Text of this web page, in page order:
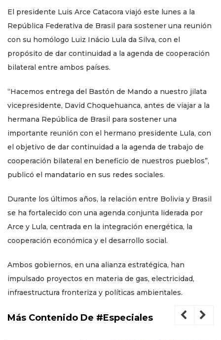
El presidente Luis Arce Catacora viajó este lunes a la
República Federativa de Brasil para sostener una reunión
con su homólogo Luiz Inácio Lula da Silva, con el
propósito de dar continuidad a la agenda de cooperación
bilateral entre ambos países.
“Hacemos entrega del Bastón de Mando a nuestro jilata
vicepresidente, David Choquehuanca, antes de viajar a la
hermana República de Brasil para sostener una
importante reunión con el hermano presidente Lula, con
el objetivo de dar continuidad a la agenda de trabajo de
cooperación bilateral en beneficio de nuestros pueblos”,
publicó el mandatario en sus redes sociales.
Durante los últimos años, la relación entre Bolivia y Brasil
se ha fortalecido con una agenda conjunta liderada por
Arce y Lula, centrada en la integración energética, la
cooperación económica y el desarrollo social.
Ambos gobiernos, en una alianza estratégica, han
impulsado proyectos en materia de gas, electricidad,
infraestructura fronteriza y políticas ambientales.
Más Contenido De #Especiales